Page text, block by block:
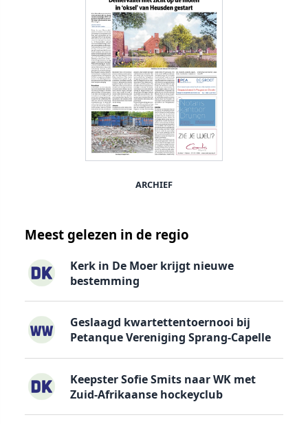
ARCHIEF
Meest gelezen in de regio
Kerk in De Moer krijgt nieuwe
bestemming
Geslaagd kwartettentoernooi bij
Petanque Vereniging Sprang-Capelle
Keepster Sofie Smits naar WK met
Zuid-Afrikaanse hockeyclub